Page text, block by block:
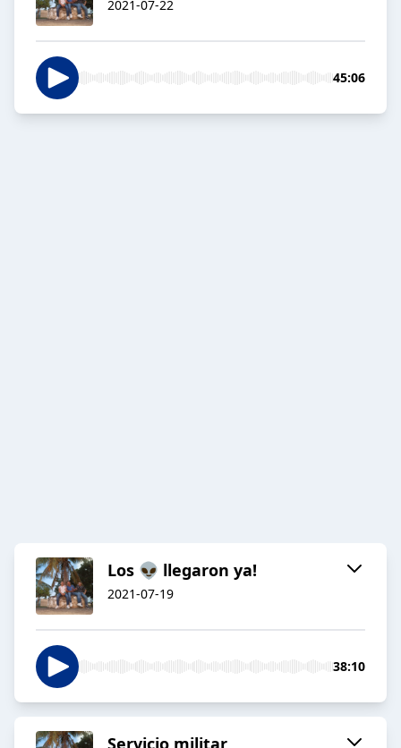
2021-07-22
45:06
Los 👽 llegaron ya!
2021-07-19
38:10
Servicio militar